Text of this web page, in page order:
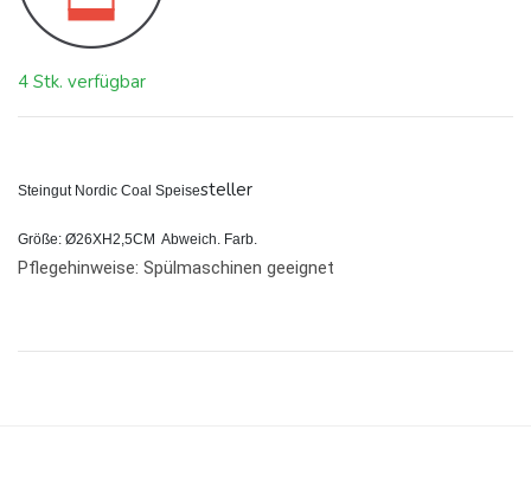
4 Stk. verfügbar
Steingut Nordic Coal Speisesteller
Größe: Ø26XH2,5CM Abweich. Farb.
Pflegehinweise: Spülmaschinen geeignet